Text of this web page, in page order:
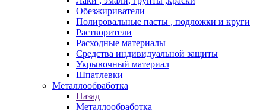
Обезжириватели
Полировальные пасты , подложки и круги
Растворители
Расходные материалы
Средства индивидуальной защиты
Укрывочный материал
Шпатлевки
Металлообработка
Назад
Металлообработка